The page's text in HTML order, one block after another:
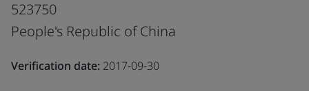
523750
People's Republic of China
Verification date: 2017-09-30